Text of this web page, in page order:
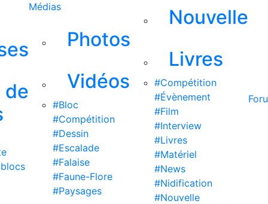
de
Médias
Photos
Vidéos
#Bloc
#Compétition
#Dessin
#Escalade
#Falaise
#Faune-Flore
#Paysages
Nouvelle
Livres
#Compétition
#Évènement
#Film
#Interview
#Livres
#Matériel
#News
#Nidification
#Nouvelle